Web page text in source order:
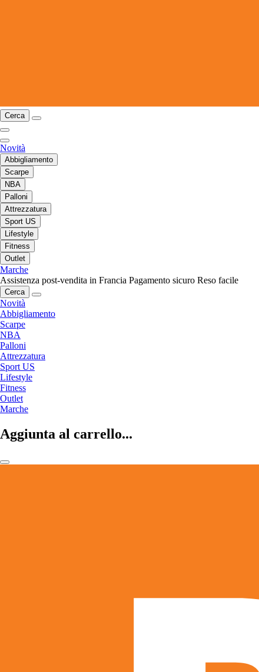
Cerca
Novità
Abbigliamento
Scarpe
NBA
Palloni
Attrezzatura
Sport US
Lifestyle
Fitness
Outlet
Marche
Assistenza post-vendita in Francia Pagamento sicuro Reso facile
Cerca
Novità
Abbigliamento
Scarpe
NBA
Palloni
Attrezzatura
Sport US
Lifestyle
Fitness
Outlet
Marche
Aggiunta al carrello...